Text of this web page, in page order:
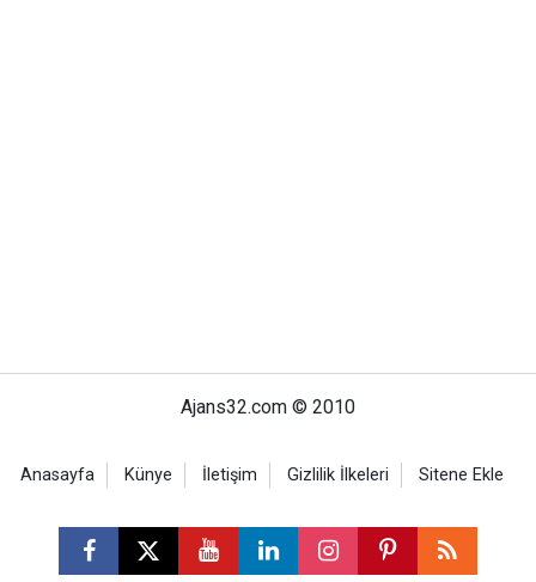
Ajans32.com © 2010
Anasayfa Künye İletişim Gizlilik İlkeleri Sitene Ekle